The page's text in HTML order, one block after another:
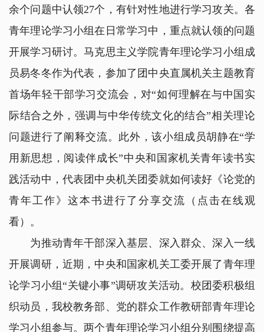
余个问题中认领27个，有针对性地进行学习攻关。各
青年理论学习小组在日常学习中，重点就认领的问题
开展学习研讨。马克思主义学院青年理论学习小组成
员易冬冬作为代表，参加了团中央直属机关主题教育
首场年轻干部学习交流会，对“如何理解在与中国实
际结合之外，强调与中华传统文化的结合”相关理论
问题进行了阐释交流。此外，该小组成员胡静在“学
用新思想，阅读伴成长”中央和国家机关青年读书实
践活动中，代表团中央机关团委就如何读好《论党的
青年工作》这本书进行了分享交流（ 点击在线观
看）。
为推动青年干部深入基层、深入群众、深入一线
开展调研，近期，中央和国家机关工委开展了青年理
论学习小组“关键小事”调研攻关活动。校团委积极组
织动员，我校教务部、党的群众工作教研部青年理论
学习小组参与。两个青年理论学习小组分别围绕提高